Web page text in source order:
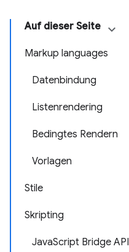
Auf dieser Seite
Markup languages
Datenbindung
Listenrendering
Bedingtes Rendern
Vorlagen
Stile
Skripting
JavaScript Bridge API